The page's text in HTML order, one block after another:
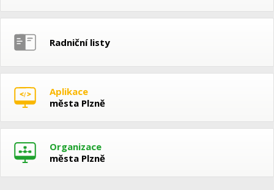
Radniční listy
Aplikace
města Plzně
Organizace
města Plzně